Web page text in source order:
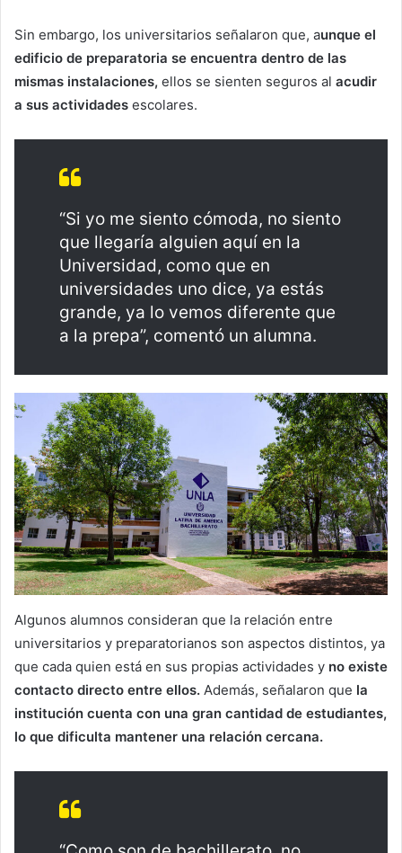
Sin embargo, los universitarios señalaron que, aunque el
edificio de preparatoria se encuentra dentro de las
mismas instalaciones, ellos se sienten seguros al acudir
a sus actividades escolares.
“Si yo me siento cómoda, no siento
que llegaría alguien aquí en la
Universidad, como que en
universidades uno dice, ya estás
grande, ya lo vemos diferente que
a la prepa”, comentó un alumna.
Algunos alumnos consideran que la relación entre
universitarios y preparatorianos son aspectos distintos, ya
que cada quien está en sus propias actividades y no existe
contacto directo entre ellos. Además, señalaron que la
institución cuenta con una gran cantidad de estudiantes,
lo que dificulta mantener una relación cercana.